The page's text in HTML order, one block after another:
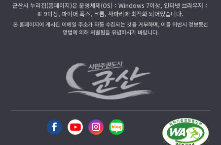
군산시 누리집(홈페이지)은 운영체제(OS)：Windows 7이상, 인터넷 브라우저：
IE 9이상, 파이어 폭스, 크롬, 사파리에 최적화 되어있습니다.
본 홈페이지에 게시된 이메일 주소가 자동 수집되는 것을 거부하며, 이를 위반시 정보통신
망법에 의해 처벌됨을 유념하시기 바랍니다.